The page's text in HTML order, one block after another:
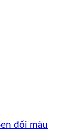
đổi màu